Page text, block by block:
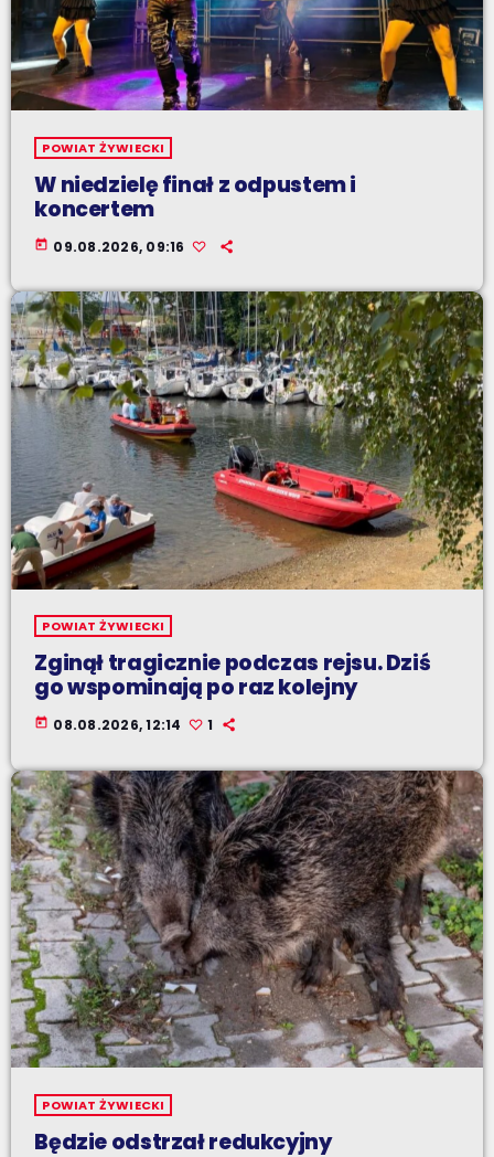
POWIAT ŻYWIECKI
W niedzielę finał z odpustem i
koncertem
today 09.08.2026, 09:16
POWIAT ŻYWIECKI
Zginął tragicznie podczas rejsu. Dziś
go wspominają po raz kolejny
today 08.08.2026, 12:14 1
POWIAT ŻYWIECKI
Będzie odstrzał redukcyjny